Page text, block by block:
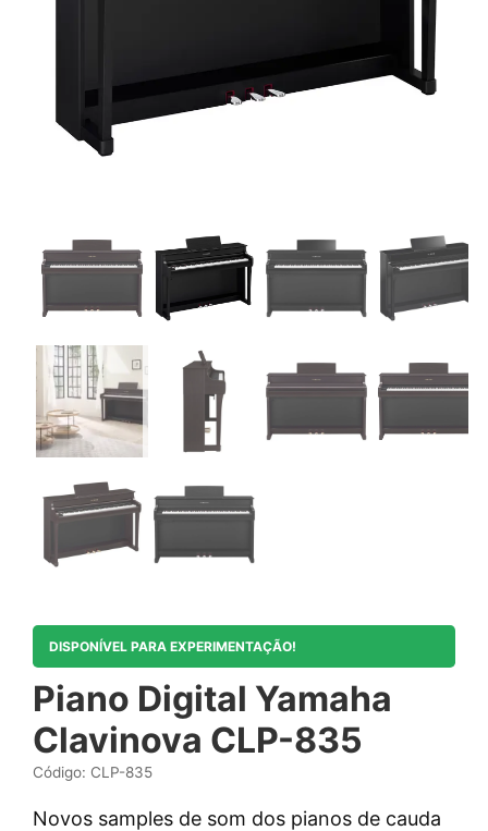
DISPONÍVEL PARA EXPERIMENTAÇÃO!
Piano Digital Yamaha
Clavinova CLP-835
Código: CLP-835
Novos samples de som dos pianos de cauda